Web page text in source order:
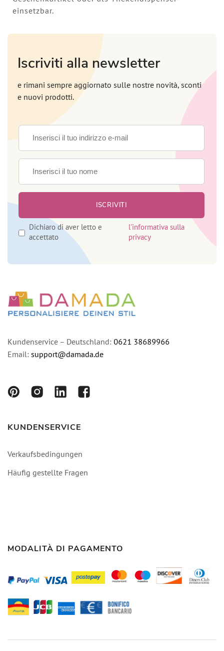
einsetzbar.
Iscriviti alla newsletter
e rimani sempre aggiornato sulle nostre novità, sconti
e nuovi prodotti.
Dichiaro di aver letto e
accettato
l'informativa sulla
privacy
Kundenservice – Deutschland: 0621 38689966
Email: support@damada.de
KUNDENSERVICE
Verkaufsbedingungen
Häufig gestellte Fragen
MODALITÀ DI PAGAMENTO